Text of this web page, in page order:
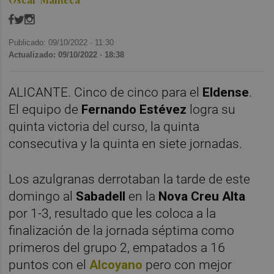
Publicado: 09/10/2022 · 11:30
Actualizado: 09/10/2022 · 18:38
ALICANTE. Cinco de cinco para el Eldense.
El equipo de Fernando Estévez logra su
quinta victoria del curso, la quinta
consecutiva y la quinta en siete jornadas.
Los azulgranas derrotaban la tarde de este
domingo al Sabadell en la Nova Creu Alta
por 1-3, resultado que les coloca a la
finalización de la jornada séptima como
primeros del grupo 2, empatados a 16
puntos con el Alcoyano pero con mejor